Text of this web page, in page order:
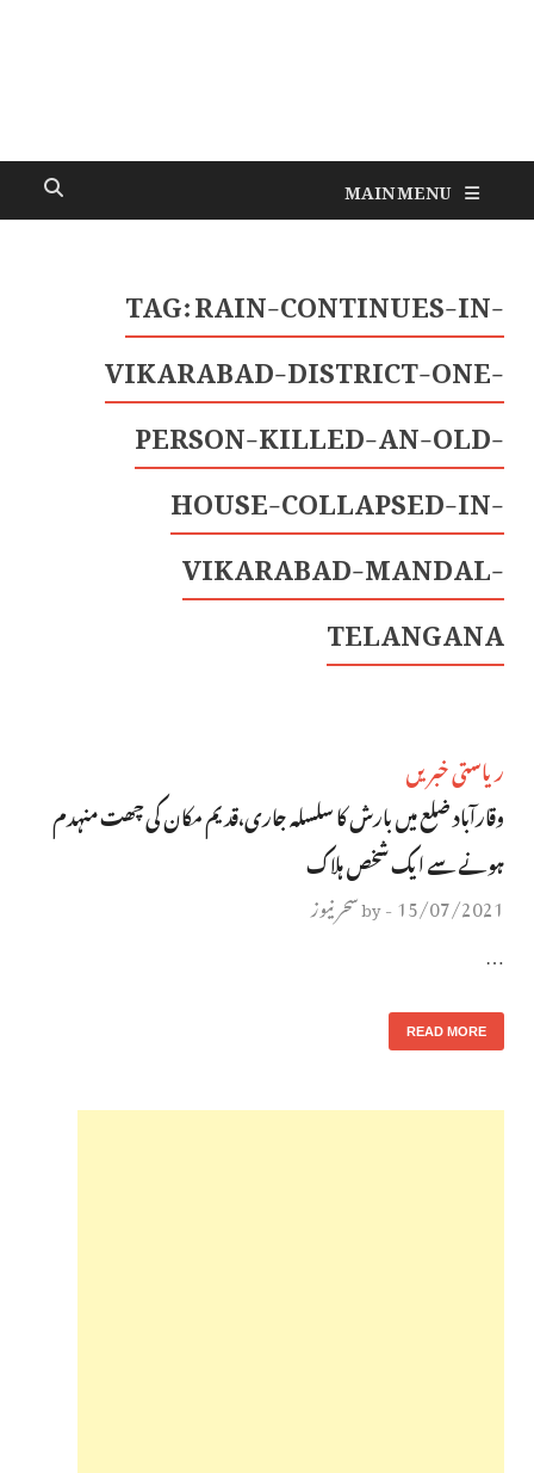
MAIN MENU
TAG:RAIN-CONTINUES-IN-
VIKARABAD-DISTRICT-ONE-
PERSON-KILLED-AN-OLD-
HOUSE-COLLAPSED-IN-
VIKARABAD-MANDAL-
TELANGANA
ریاستی خبریں
وقارآباد ضلع میں بارش کا سلسلہ جاری،قدیم مکان کی چھت منہدم
ہونے سے ایک شخص ہلاک
15/07/2021
-
byسحر نیوز
…
READ MORE